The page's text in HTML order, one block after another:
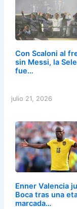
Con Scaloni al
sin Messi, la
fue…
julio 21, 2026
Enner Valencia
Boca tras una
marcada…